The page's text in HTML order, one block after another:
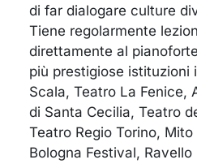
di far dialogare culture
Tiene regolarmente
direttamente al
più prestigiose istituzioni
Scala, Teatro La Fenice,
di Santa Cecilia, Teatro
Teatro Regio Torino,
Bologna Festival,